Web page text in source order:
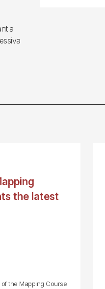
a
the latest
of the Mapping Course